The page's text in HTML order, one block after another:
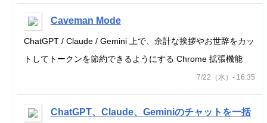
Caveman Mode
ChatGPT / Claude / Gemini 上で、余計な挨拶やお世辞をカッ
トしてトークンを節約できるようにする Chrome 拡張機能
7/22（水）- 16:35
ChatGPT、Claude、Geminiのチャットを一括